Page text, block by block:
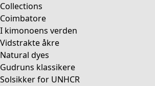
Collections
Coimbatore
I kimonoens verden
Vidstrakte åkre
Natural dyes
Gudruns klassikere
Solsikker for UNHCR